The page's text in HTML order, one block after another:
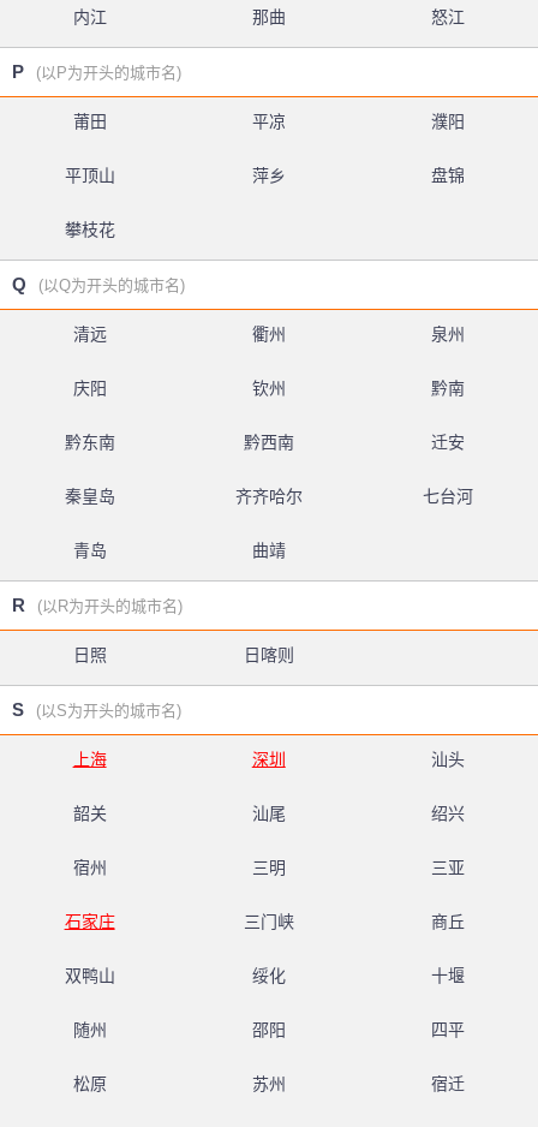
内江 那曲 怒江
P (以P为开头的城市名)
莆田 平凉 濮阳
平顶山 萍乡 盘锦
攀枝花
Q (以Q为开头的城市名)
清远 衢州 泉州
庆阳 钦州 黔南
黔东南 黔西南 迁安
秦皇岛 齐齐哈尔 七台河
青岛 曲靖
R (以R为开头的城市名)
日照 日喀则
S (以S为开头的城市名)
上海 深圳 汕头
韶关 汕尾 绍兴
宿州 三明 三亚
石家庄 三门峡 商丘
双鸭山 绥化 十堰
随州 邵阳 四平
松原 苏州 宿迁